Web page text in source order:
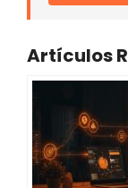
Artículos